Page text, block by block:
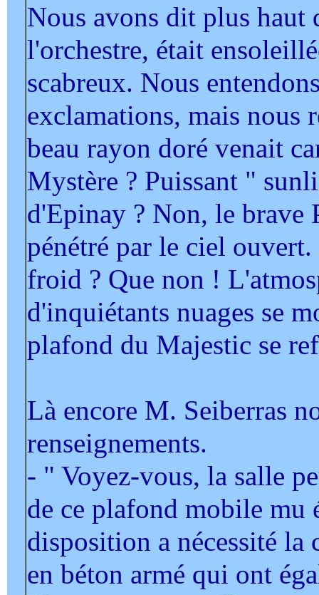
Nous avons dit plus haut
l'orchestre, était
scabreux. Nous
exclamations, mais nous
beau rayon doré venait
Mystère ? Puissant "
d'Epinay ? Non, le brave
pénétré par le ciel
froid ? Que non !
d'inquiétants nuages se
plafond du Majestic se
Là encore M. Seiberras
renseignements.
- " Voyez-vous, la salle
de ce plafond mobile mu
disposition a nécessité la
en béton armé qui ont